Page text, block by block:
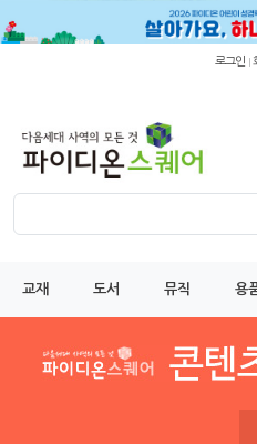
로그인
교재 도서 뮤직 용